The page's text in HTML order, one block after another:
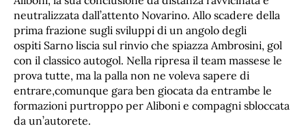
neutralizzata dall’attento Novarino. Allo scadere della
prima frazione sugli sviluppi di un angolo degli
ospiti Sarno liscia sul rinvio che spiazza Ambrosini, gol
con il classico autogol. Nella ripresa il team massese le
prova tutte, ma la palla non ne voleva sapere di
entrare,comunque gara ben giocata da entrambe le
formazioni purtroppo per Aliboni e compagni sbloccata
da un’autorete.